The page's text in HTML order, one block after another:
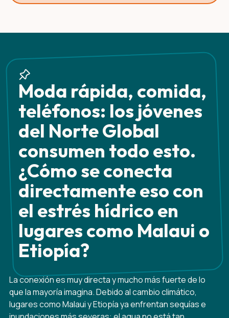
Moda rápida, comida,
teléfonos: los jóvenes
del Norte Global
consumen todo esto.
¿Cómo se conecta
directamente eso con
el estrés hídrico en
lugares como Malaui o
Etiopía?
La conexión es muy directa y mucho más fuerte de lo
que la mayoría imagina. Debido al cambio climático,
lugares como Malaui y Etiopía ya enfrentan sequías e